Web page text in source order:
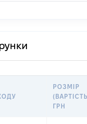
РОЗМІР
ГРН